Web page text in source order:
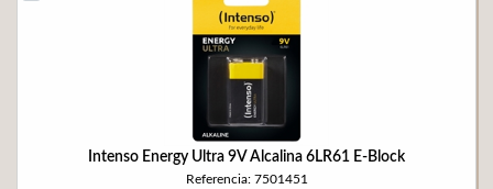
Intenso Energy Ultra 9V Alcalina 6LR61 E-Block
Referencia: 7501451